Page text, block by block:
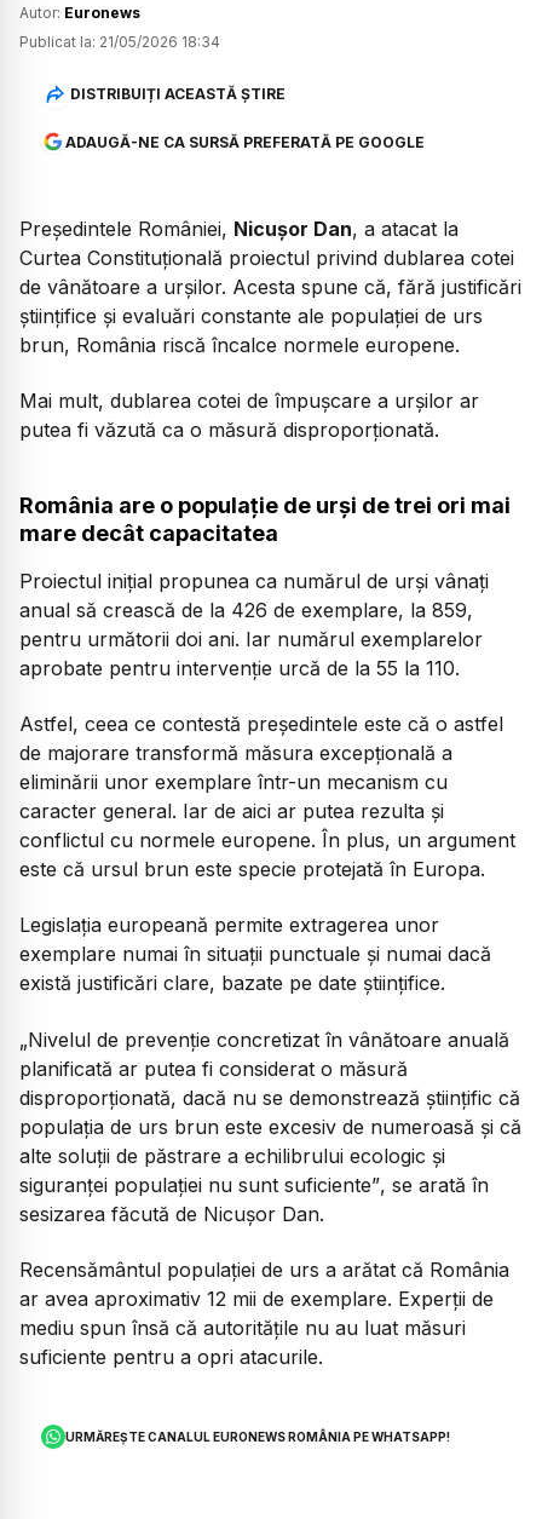
Autor: Euronews
Publicat la: 21/05/2026 18:34
DISTRIBUIȚI ACEASTĂ ȘTIRE
ADAUGĂ-NE CA SURSĂ PREFERATĂ PE GOOGLE
Președintele României, Nicușor Dan, a atacat la
Curtea Constituțională proiectul privind dublarea cotei
de vânătoare a urșilor. Acesta spune că, fără justificări
științifice și evaluări constante ale populației de urs
brun, România riscă încalce normele europene.
Mai mult, dublarea cotei de împușcare a urșilor ar
putea fi văzută ca o măsură disproporționată.
România are o populație de urși de trei ori mai
mare decât capacitatea
Proiectul inițial propunea ca numărul de urși vânați
anual să crească de la 426 de exemplare, la 859,
pentru următorii doi ani. Iar numărul exemplarelor
aprobate pentru intervenție urcă de la 55 la 110.
Astfel, ceea ce contestă președintele este că o astfel
de majorare transformă măsura excepțională a
eliminării unor exemplare într-un mecanism cu
caracter general. Iar de aici ar putea rezulta și
conflictul cu normele europene. În plus, un argument
este că ursul brun este specie protejată în Europa.
Legislația europeană permite extragerea unor
exemplare numai în situații punctuale și numai dacă
există justificări clare, bazate pe date științifice.
„Nivelul de prevenție concretizat în vânătoare anuală
planificată ar putea fi considerat o măsură
disproporționată, dacă nu se demonstrează științific că
populația de urs brun este excesiv de numeroasă și că
alte soluții de păstrare a echilibrului ecologic și
siguranței populației nu sunt suficiente”, se arată în
sesizarea făcută de Nicușor Dan.
Recensământul populației de urs a arătat că România
ar avea aproximativ 12 mii de exemplare. Experții de
mediu spun însă că autoritățile nu au luat măsuri
suficiente pentru a opri atacurile.
URMĂREȘTE CANALUL EURONEWS ROMÂNIA PE WHATSAPP!